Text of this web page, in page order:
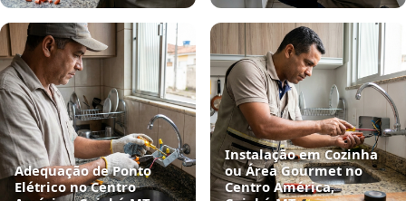
Adequação de Ponto
Elétrico no Centro
Instalação em Cozinha
ou Área Gourmet no
Centro América,